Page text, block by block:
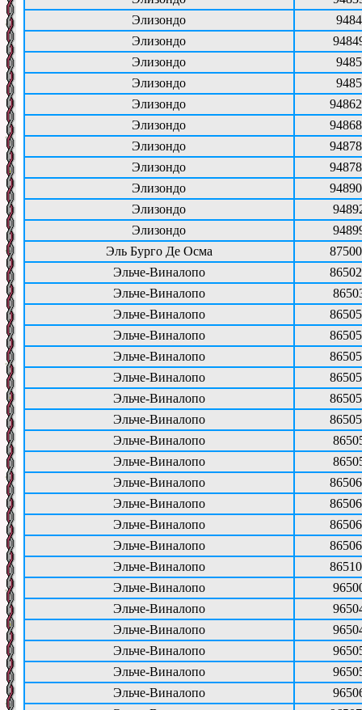
Элизондо
Элизондо
Элизондо
Элизондо
Элизондо
Элизондо
Элизондо
Элизондо
Элизондо
Элизондо
Элизондо
Эль Бурго Де Осма
Эльче-Виналопо
Эльче-Виналопо
Эльче-Виналопо
Эльче-Виналопо
Эльче-Виналопо
Эльче-Виналопо
Эльче-Виналопо
Эльче-Виналопо
Эльче-Виналопо
Эльче-Виналопо
Эльче-Виналопо
Эльче-Виналопо
Эльче-Виналопо
Эльче-Виналопо
Эльче-Виналопо
Эльче-Виналопо
Эльче-Виналопо
Эльче-Виналопо
Эльче-Виналопо
Эльче-Виналопо
Эльче-Виналопо